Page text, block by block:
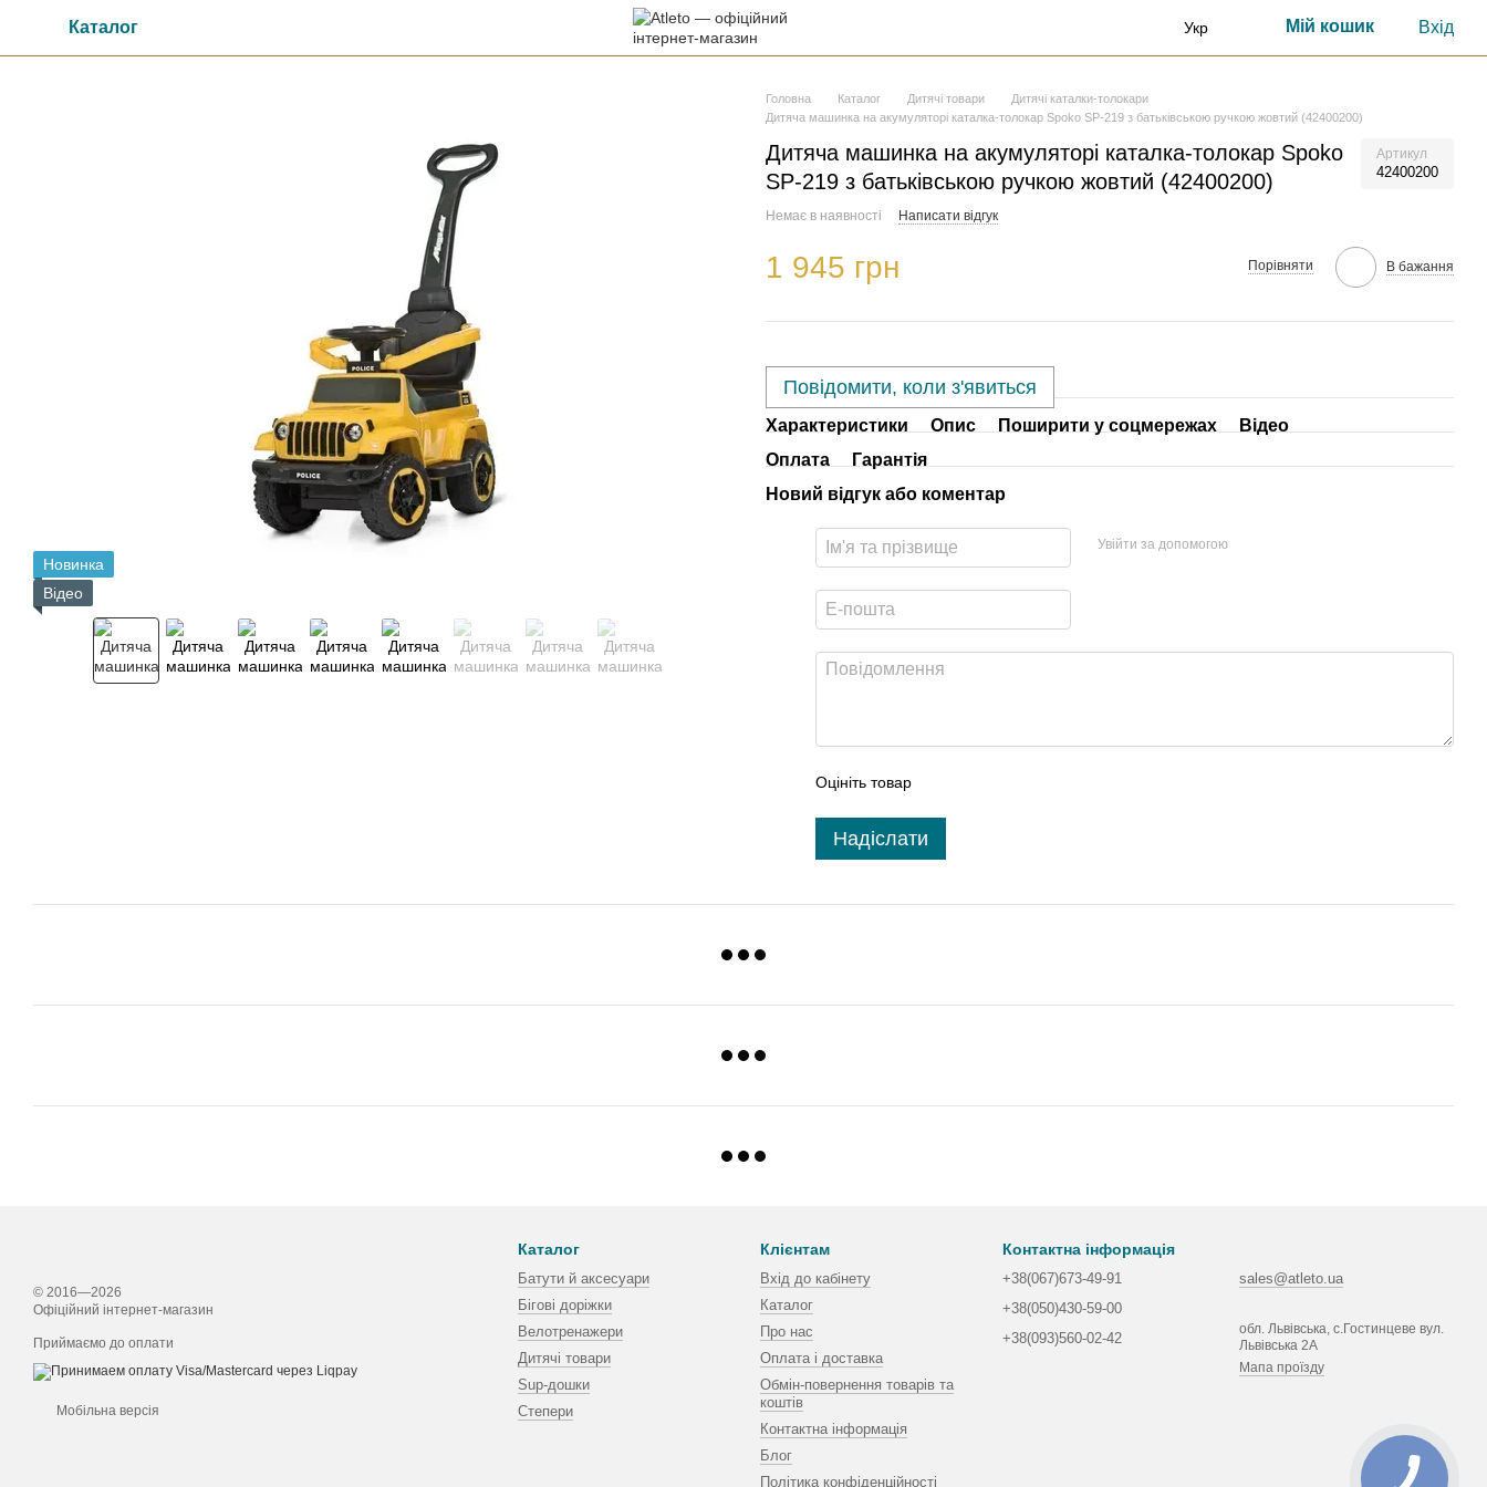
Перейти до основного контенту
Каталог Укр Мій кошик Вхід
Новинка
Відео
Головна Каталог Дитячі товари
Дитячі каталки-толокари
Дитяча машинка на акумуляторі каталка-толокар Spoko SP-219 з батьківською ручкою жовтий (42400200)
Дитяча машинка на акумуляторі каталка-толокар Spoko
SP-219 з батьківською ручкою жовтий (42400200)
Артикул
42400200
Немає в наявності Написати відгук
1 945 грн Порівняти В бажання
Повідомити, коли з'явиться
Характеристики Опис Поширити у соцмережах
Відео
Оплата
Гарантія
Новий відгук або коментар
Увійти за допомогою
Оцініть товар
Надіслати
© 2016—2026
Офіційний інтернет-магазин
Приймаємо до оплати
Мобільна версія
Каталог
Батути й аксесуари
Бігові доріжки
Велотренажери
Дитячі товари
Sup-дошки
Степери
Клієнтам
Вхід до кабінету
Каталог
Про нас
Оплата і доставка
Обмін-повернення товарів та
коштів
Контактна інформація
Блог
Політика конфіденційності
Контактна інформація
+38(067)673-49-91
+38(050)430-59-00
+38(093)560-02-42
sales@atleto.ua
обл. Львівська, с.Гостинцеве вул.
Львівська 2А
Мапа проїзду